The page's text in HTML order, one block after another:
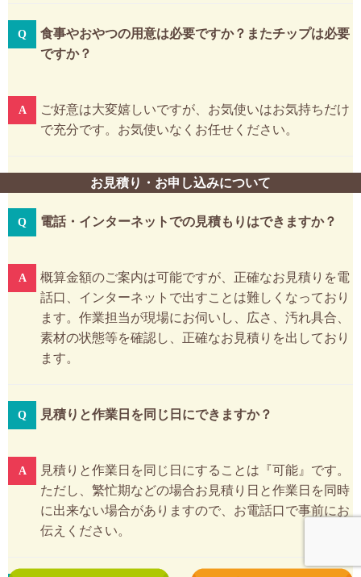
食事やおやつの用意は必要ですか？またチップは必要
ですか？
ご好意は大変嬉しいですが、お気使いはお気持ちだけ
で充分です。お気使いなくお任せください。
お見積り・お申し込みについて
電話・インターネットでの見積もりはできますか？
概算金額のご案内は可能ですが、正確なお見積りを電
話口、インターネットで出すことは難しくなっており
ます。作業担当が現場にお伺いし、広さ、汚れ具合、
素材の状態等を確認し、正確なお見積りを出しており
ます。
見積りと作業日を同じ日にできますか？
見積りと作業日を同じ日にすることは『可能』です。
ただし、繁忙期などの場合お見積り日と作業日を同時
に出来ない場合がありますので、お電話口で事前にお
伝えください。